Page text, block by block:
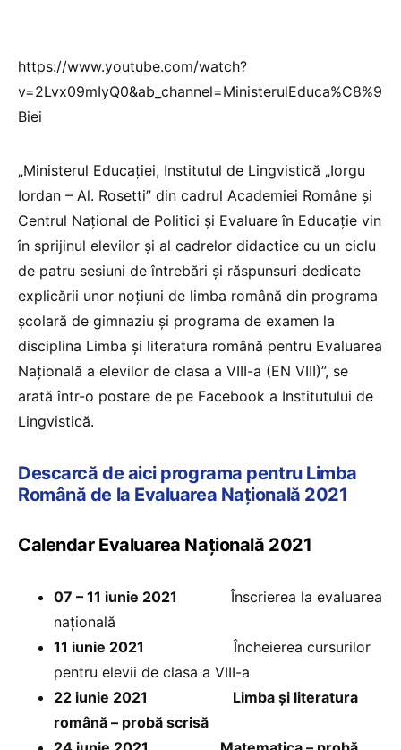
https://www.youtube.com/watch?
v=2Lvx09mIyQ0&ab_channel=MinisterulEduca%C8%9
Biei
„Ministerul Educației, Institutul de Lingvistică „Iorgu
Iordan – Al. Rosetti” din cadrul Academiei Române și
Centrul Național de Politici și Evaluare în Educație vin
în sprijinul elevilor și al cadrelor didactice cu un ciclu
de patru sesiuni de întrebări și răspunsuri dedicate
explicării unor noțiuni de limba română din programa
școlară de gimnaziu și programa de examen la
disciplina Limba și literatura română pentru Evaluarea
Națională a elevilor de clasa a VIII-a (EN VIII)”, se
arată într-o postare de pe Facebook a Institutului de
Lingvistică.
Descarcă de aici programa pentru Limba
Română de la Evaluarea Națională 2021
Calendar Evaluarea Națională 2021
07 – 11 iunie 2021 Înscrierea la evaluarea
națională
11 iunie 2021 Încheierea cursurilor
pentru elevii de clasa a VIII-a
22 iunie 2021
Limba și literatura
română – probă scrisă